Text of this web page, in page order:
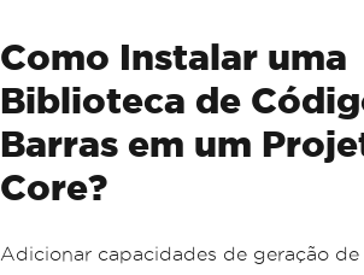
Como Instalar uma
Biblioteca de
Barras em um
Core?
Adicionar capacidades de geração